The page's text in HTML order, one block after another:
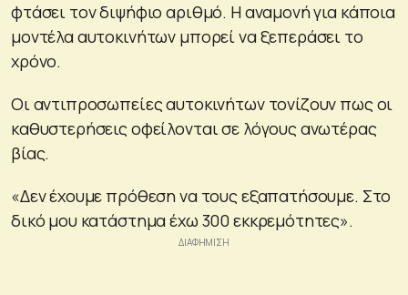
φτάσει τον διψήφιο αριθμό. Η αναμονή για κάποια
μοντέλα αυτοκινήτων μπορεί να ξεπεράσει το
χρόνο.
Οι αντιπροσωπείες αυτοκινήτων τονίζουν πως οι
καθυστερήσεις οφείλονται σε λόγους ανωτέρας
βίας.
«Δεν έχουμε πρόθεση να τους εξαπατήσουμε. Στο
δικό μου κατάστημα έχω 300 εκκρεμότητες».